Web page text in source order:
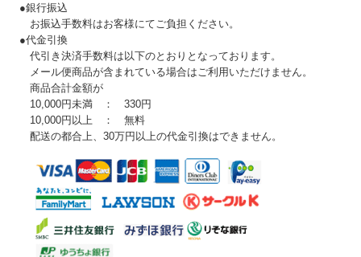
●銀行振込
お振込手数料はお客様にてご負担ください。
●代金引換
代引き決済手数料は以下のとおりとなっております。
メール便商品が含まれている場合はご利用いただけません。
商品合計金額が
10,000円未満 ： 330円
10,000円以上 ： 無料
配送の都合上、30万円以上の代金引換はできません。